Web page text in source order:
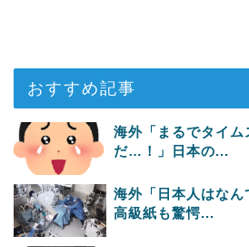
おすすめ記事
海外「まるでタイ
だ…！」日本の...
海外「日本人はな
高級紙も驚愕...